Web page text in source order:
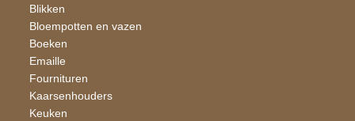
Blikken
Bloempotten en vazen
Boeken
Emaille
Fournituren
Kaarsen​houders
Keuken